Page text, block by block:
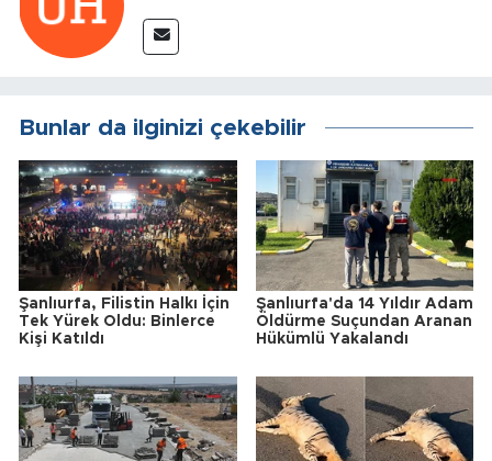
Bunlar da ilginizi çekebilir
Şanlıurfa, Filistin Halkı İçin
Tek Yürek Oldu: Binlerce
Kişi Katıldı
Şanlıurfa'da 14 Yıldır Adam
Öldürme Suçundan Aranan
Hükümlü Yakalandı